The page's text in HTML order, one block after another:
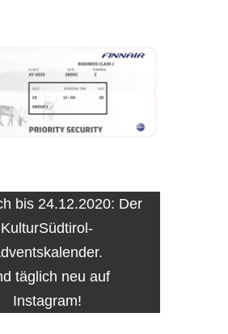
bis 24.12.2020: Der
KulturSüdtirol-
täglich neu auf
Instagram!